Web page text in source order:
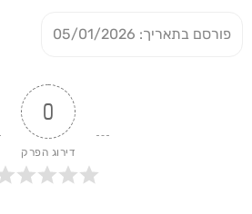
פורסם בתאריך: 05/01/2026
0
דירוג הפרק